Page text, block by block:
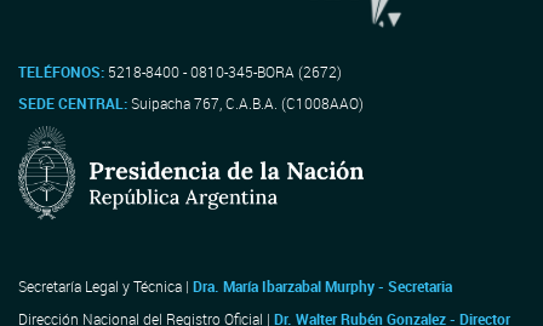
TELÉFONOS: 5218-8400 - 0810-345-BORA (2672)
SEDE CENTRAL:Suipacha 767, C.A.B.A. (C1008AAO)
Secretaría Legal y Técnica | Dra. María Ibarzabal Murphy - Secretaria
Dirección Nacional del Registro Oficial | Dr. Walter Rubén Gonzalez - Director